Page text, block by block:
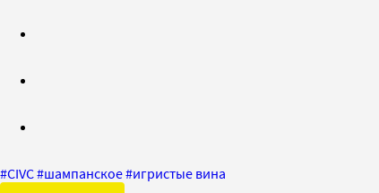
#CIVC#шампанское#игристые вина